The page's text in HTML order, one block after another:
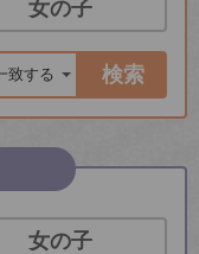
女の子
検索
女の子